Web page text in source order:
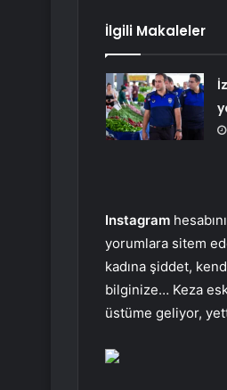
İlgili Makaleler
Instagram
yorumlara sitem
kadına şiddet,
bilginize… Keza
üstüme geliyor,